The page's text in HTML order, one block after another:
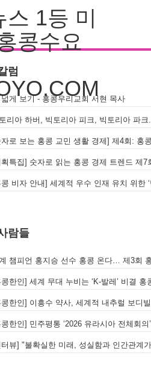
럼
넓게 보기 - 홍콩우리교회 서현 목사
자로 보는 홍콩 교민 생활 경제] 제4회:
획특집] 숫자로 읽는 홍콩 경제 트렌드 제
콩 비자 안내] 세계적 우수 인재 유치 위한
람들
챔피언 홍지승 선수 홍콩 온다… 제3회
콩한인] 세계 무대 누비는 ‘K-발레’ 비결
콩한인] 이흥수 약사, 세계적 내추럴 보디
콩한인] 민주평통 ‘2026 유라시아 전체회